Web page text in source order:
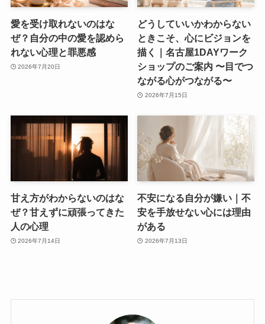
愛を受け取れないのはな
ぜ？自分の中の愛を認めら
れない心理と罪悪感
2026年7月20日
どうしていいかわからない
ときこそ、心にビジョンを
描く｜名古屋1DAYワーク
ショップのご案内 〜目でつ
ながる心がつながる〜
2026年7月15日
甘え方がわからないのはな
ぜ？甘えずに頑張ってきた
人の心理
2026年7月14日
不安になる自分が嫌い｜不
安を手放せない心には理由
がある
2026年7月13日